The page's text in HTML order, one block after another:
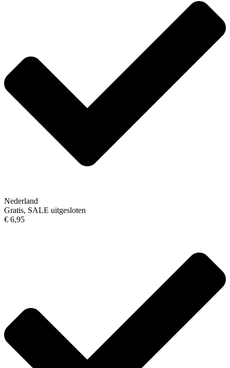
Nederland
Gratis, SALE uitgesloten
€ 6,95